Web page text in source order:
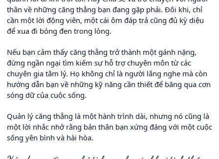
thân về những căng thẳng bạn đang gặp phải. Đôi khi, chỉ
cần một lời động viên, một cái ôm đáp trả cũng đủ kỳ diệu
để xua đi bóng đen trong lòng.
Nếu bạn cảm thấy căng thẳng trở thành một gánh nặng,
đừng ngần ngại tìm kiếm sự hỗ trợ chuyên môn từ các
chuyên gia tâm lý. Họ không chỉ là người lắng nghe mà còn
hướng dẫn bạn về những kỹ năng cần thiết để băng qua cơn
sóng dữ của cuộc sống.
Quản lý căng thẳng là một hành trình dài, nhưng nó cũng là
một lời nhắc nhở rằng bản thân bạn xứng đáng với một cuộc
sống yên bình và hài hòa.